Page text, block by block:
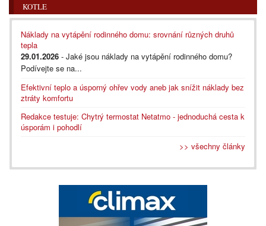
KOTLE
Náklady na vytápění rodinného domu: srovnání různých druhů
tepla
29.01.2026 - Jaké jsou náklady na vytápění rodinného domu?
Podívejte se na...
Efektivní teplo a úsporný ohřev vody aneb jak snížit náklady bez
ztráty komfortu
Redakce testuje: Chytrý termostat Netatmo - jednoduchá cesta k
úsporám i pohodlí
>> všechny články